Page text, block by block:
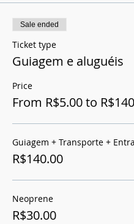
Sale ended
Ticket type
Guiagem e aluguéis
Price
From R$5.00 to
Guiagem + Transporte +
R$140.00
Neoprene
R$30.00